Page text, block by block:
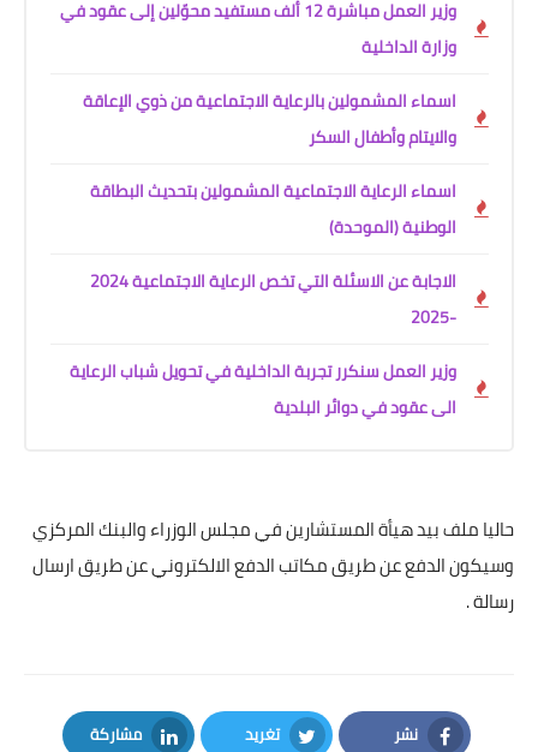
وزير العمل مباشرة 12 ألف مستفيد محوّلين إلى عقود في
وزارة الداخلية
اسماء المشمولين بالرعاية الاجتماعية من ذوي الإعاقة
والايتام وأطفال السكر
اسماء الرعاية الاجتماعية المشمولين بتحديث البطاقة
الوطنية (الموحدة)
الاجابة عن الاسئلة التي تخص الرعاية الاجتماعية 2024
-2025
وزير العمل سنكرر تجربة الداخلية في تحويل شباب الرعاية
الى عقود في دوائر البلدية
حاليا ملف بيد هيأة المستشارين في مجلس الوزراء والبنك المركزي
وسيكون الدفع عن طريق مكاتب الدفع الالكتروني عن طريق ارسال
رسالة .
نشر تغريد مشاركة